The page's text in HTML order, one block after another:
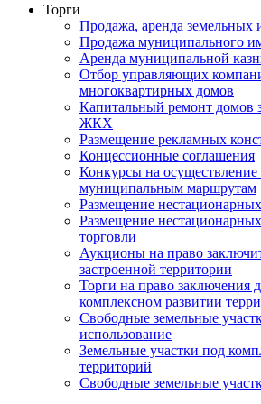
Торги
Продажа, аренда земельных
Продажа муниципального
Аренда муниципальной
Отбор управляющих
многоквартирных домов
Капитальный ремонт домов
ЖКХ
Размещение рекламных
Концессионные соглашения
Конкурсы на осуществление
муниципальным маршрутам
Размещение
Размещение
торговли
Аукционы на право
застроенной территории
Торги на право заключения
комплексном развитии
Свободные земельные
использование
Земельные участки под
территорий
Свободные земельные